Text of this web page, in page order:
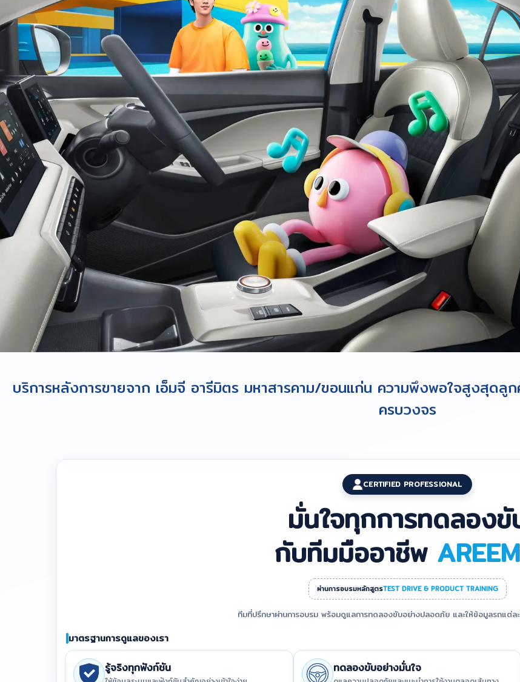
บริการหลังการขายจาก เอ็มจี อารีมิตร มหาสารคาม/ขอนแก่น ความพึงพอใจสูงสุดลู
ครบวงจร
CERTIFIED PROFESSIONAL
มั่นใจทุกการทดลองขั
กับทีมมืออาชีพ
ผ่านการอบรมหลักสูตรTEST DRIVE & PRODUCT TRAINING
ทีมที่ปรึกษาผ่านการอบรม พร้อมดูแลการทดลองขับอย่างปลอดภัย และให้ข้อมูลรถแต่ละ
มาตรฐานการดูแลของเรา
รู้จริงทุกฟังก์ชัน ทดลองขับอย่างมั่นใจ